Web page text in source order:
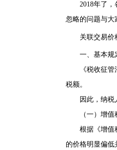
2018年了
忽略的问题与大
关联交易价格
一、基本规
《税收征管法
税额。
因此，纳税人
（一）增值
根据《增值税
的价格明显偏低